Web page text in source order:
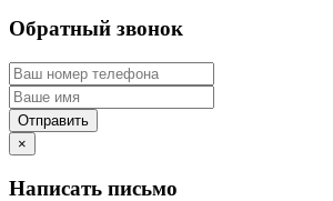
Обратный звонок
×
Написать письмо